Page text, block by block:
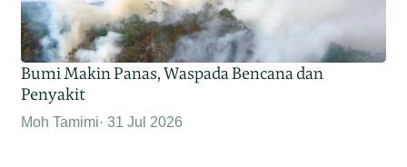
Bumi Makin Panas, Waspada Bencana dan
Penyakit
Moh Tamimi 31 Jul 2026